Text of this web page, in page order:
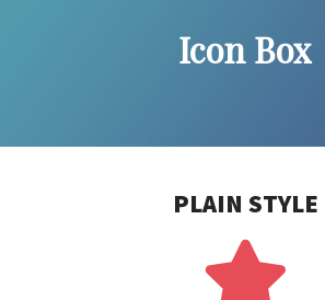
Icon Box
PLAIN STYLE